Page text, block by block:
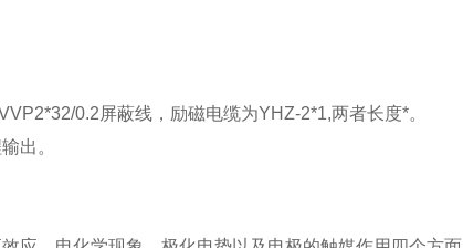
0.2屏蔽线，励磁电缆为YHZ-2*1,两者长度*。
出。